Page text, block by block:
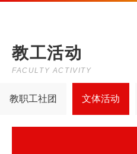
教工活动
FACULTY ACTIVITY
教职工社团 文体活动